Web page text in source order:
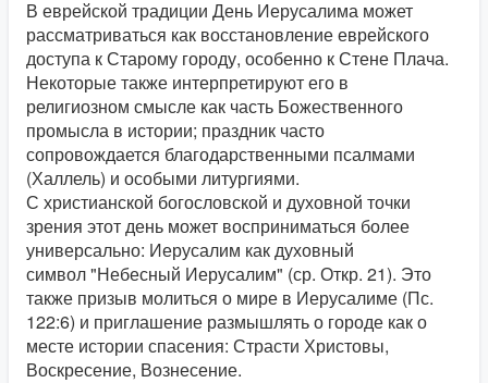
В еврейской традиции День Иерусалима может
рассматриваться как восстановление еврейского
доступа к Старому городу, особенно к Стене Плача.
Некоторые также интерпретируют его в
религиозном смысле как часть Божественного
промысла в истории; праздник часто
сопровождается благодарственными псалмами
(Халлель) и особыми литургиями.
С христианской богословской и духовной точки
зрения этот день может восприниматься более
универсально: Иерусалим как духовный
символ "Небесный Иерусалим" (ср. Откр. 21). Это
также призыв молиться о мире в Иерусалиме (Пс.
122:6) и приглашение размышлять о городе как о
месте истории спасения: Страсти Христовы,
Воскресение, Вознесение.